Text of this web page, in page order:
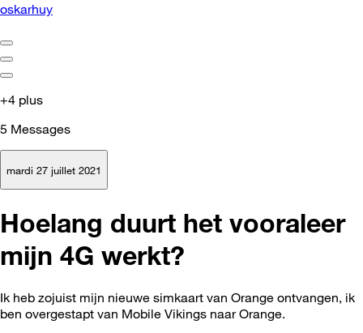
oskarhuy
+4 plus
5 Messages
mardi 27 juillet 2021
Hoelang duurt het vooraleer
mijn 4G werkt?
Ik heb zojuist mijn nieuwe simkaart van Orange ontvangen, ik
ben overgestapt van Mobile Vikings naar Orange.